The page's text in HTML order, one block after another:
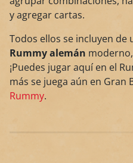
y agregar cartas.
Todos ellos se incluyen
Rummy alemán
¡Puedes jugar aquí en el
más se juega aún en Gran
Rummy.